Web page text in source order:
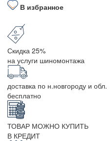
В избранное
Скидка 25%
на услуги шиномонтажа
доставка по н.новгороду и обл.
бесплатно
ТОВАР МОЖНО КУПИТЬ
В КРЕДИТ